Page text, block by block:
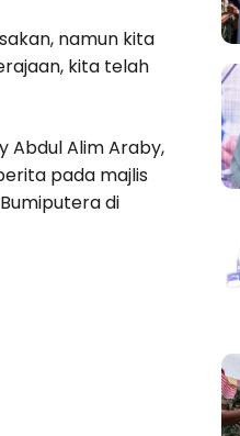
namun kita
kita telah
Abdul Alim Araby,
pada majlis
di